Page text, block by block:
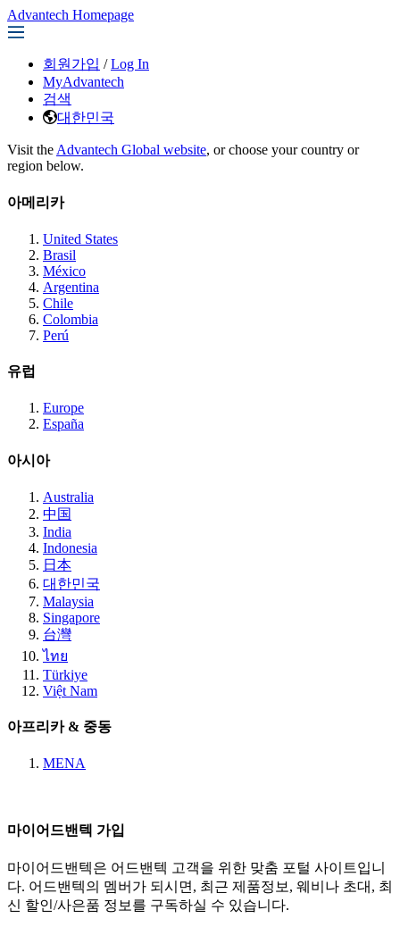
Advantech Homepage
회원가입 / Log In
MyAdvantech
검색
대한민국
Visit the Advantech Global website, or choose your country or
region below.
아메리카
United States
Brasil
México
Argentina
Chile
Colombia
Perú
유럽
Europe
España
아시아
Australia
中国
India
Indonesia
日本
대한민국
Malaysia
Singapore
台灣
ไทย
Türkiye
Việt Nam
아프리카 & 중동
MENA
마이어드밴텍 가입
마이어드밴텍은 어드밴텍 고객을 위한 맞춤 포털 사이트입니
다. 어드밴텍의 멤버가 되시면, 최근 제품정보, 웨비나 초대, 최
신 할인/사은품 정보를 구독하실 수 있습니다.